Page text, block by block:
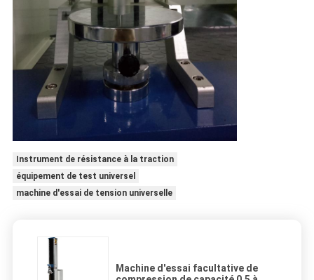
Instrument de résistance à la traction
équipement de test universel
machine d'essai de tension universelle
Machine d'essai facultative de